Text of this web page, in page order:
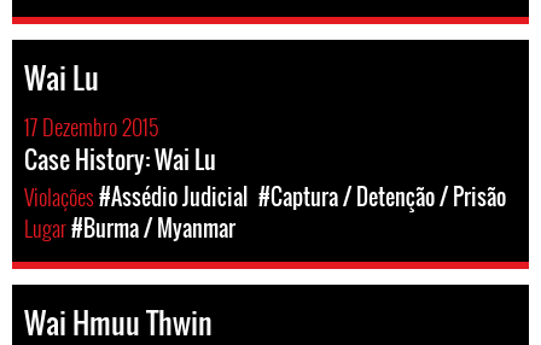
Wai Lu
17 Dezembro 2015
Case History: Wai Lu
Violações#Assédio Judicial #Captura / Detenção / Prisão
Lugar#Burma / Myanmar
Wai Hmuu Thwin